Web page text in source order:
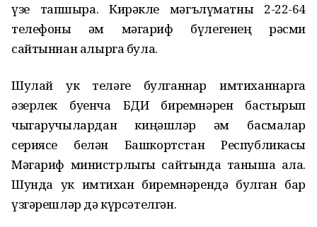
үзе тапшыра. Кирәкле мәгълүматны 2-22-64
телефоны һәм мәгариф бүлегенең рәсми
сайтыннан алырга була.
Шулай ук теләге булганнар имтиханнарга
әзерлек буенча БДИ биремнәрен бастырып
чыгаручылардан киңәшләр һәм басмалар
сериясе белән Башкортстан Республикасы
Мәгариф министрлыгы сайтында таныша ала.
Шунда ук имтихан биремнәрендә булган бар
үзгәрешләр дә күрсәтелгән.